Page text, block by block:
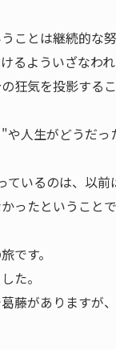
ことは継続的な
るよういざなわれ
狂気を投影する
や人生がどうだっ
ているのは、以
ったということで
です。
た。
藤がありますが